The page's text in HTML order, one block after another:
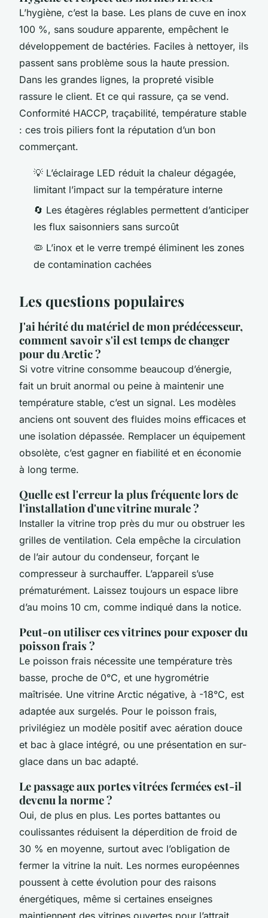
L’hygiène, c’est la base. Les plans de cuve en inox
100 %, sans soudure apparente, empêchent le
développement de bactéries. Faciles à nettoyer, ils
passent sans problème sous la haute pression.
Dans les grandes lignes, la propreté visible
rassure le client. Et ce qui rassure, ça se vend.
Conformité HACCP, traçabilité, température stable
: ces trois piliers font la réputation d’un bon
commerçant.
💡 L’éclairage LED réduit la chaleur dégagée,
limitant l’impact sur la température interne
🔄 Les étagères réglables permettent d’anticiper
les flux saisonniers sans surcoût
🦠 L’inox et le verre trempé éliminent les zones
de contamination cachées
Les questions populaires
J'ai hérité du matériel de mon prédécesseur,
comment savoir s'il est temps de changer
pour du Arctic ?
Si votre vitrine consomme beaucoup d’énergie,
fait un bruit anormal ou peine à maintenir une
température stable, c’est un signal. Les modèles
anciens ont souvent des fluides moins efficaces et
une isolation dépassée. Remplacer un équipement
obsolète, c’est gagner en fiabilité et en économie
à long terme.
Quelle est l'erreur la plus fréquente lors de
l'installation d'une vitrine murale ?
Installer la vitrine trop près du mur ou obstruer les
grilles de ventilation. Cela empêche la circulation
de l’air autour du condenseur, forçant le
compresseur à surchauffer. L’appareil s’use
prématurément. Laissez toujours un espace libre
d’au moins 10 cm, comme indiqué dans la notice.
Peut-on utiliser ces vitrines pour exposer du
poisson frais ?
Le poisson frais nécessite une température très
basse, proche de 0°C, et une hygrométrie
maîtrisée. Une vitrine Arctic négative, à -18°C, est
adaptée aux surgelés. Pour le poisson frais,
privilégiez un modèle positif avec aération douce
et bac à glace intégré, ou une présentation en sur-
glace dans un bac adapté.
Le passage aux portes vitrées fermées est-il
devenu la norme ?
Oui, de plus en plus. Les portes battantes ou
coulissantes réduisent la déperdition de froid de
30 % en moyenne, surtout avec l’obligation de
fermer la vitrine la nuit. Les normes européennes
poussent à cette évolution pour des raisons
énergétiques, même si certaines enseignes
maintiennent des vitrines ouvertes pour l’attrait